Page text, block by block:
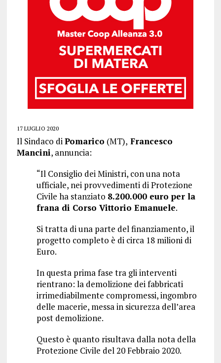
17 LUGLIO 2020
Il Sindaco diPomarico (MT), Francesco
Mancini, annuncia:
“Il Consiglio dei Ministri, con una nota
ufficiale, nei provvedimenti di Protezione
Civile ha stanziato 8.200.000 euro per la
frana di Corso Vittorio Emanuele.
Si tratta di una parte del finanziamento, il
progetto completo è di circa 18 milioni di
Euro.
In questa prima fase tra gli interventi
rientrano: la demolizione dei fabbricati
irrimediabilmente compromessi, ingombro
delle macerie, messa in sicurezza dell’area
post demolizione.
Questo è quanto risultava dalla nota della
Protezione Civile del 20 Febbraio 2020.